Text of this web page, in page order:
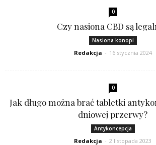
0
Czy nasiona CBD są
Nasiona konopi
Redakcja - 16 stycznia 2024
0
Jak długo można brać tabletki
dniowej przerwy?
Antykoncepcja
Redakcja - 2 listopada 2023